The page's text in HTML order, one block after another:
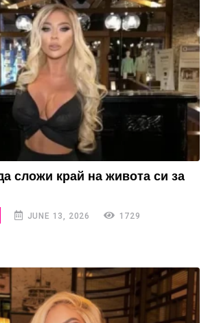
сложи край на живота си за
JUNE 13, 2026
1729